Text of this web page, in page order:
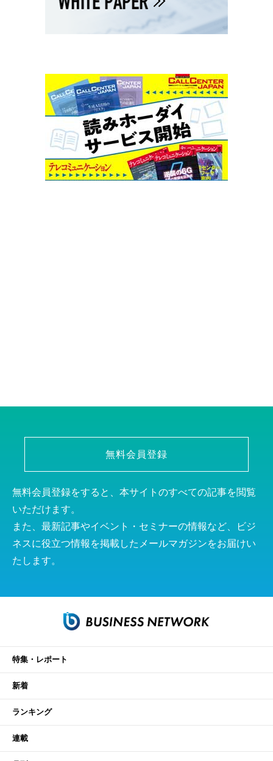
無料会員登録
無料会員登録をすると、本サイトのすべての記事を閲覧
いただけます。
また、最新記事やイベント・セミナーの情報など、ビジ
ネスに役立つ情報を掲載したメールマガジンをお届けい
たします。
特集・レポート
新着
ランキング
連載